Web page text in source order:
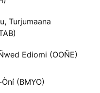
Turjumaana
Ediomi (OOÑE)
(BMYO)